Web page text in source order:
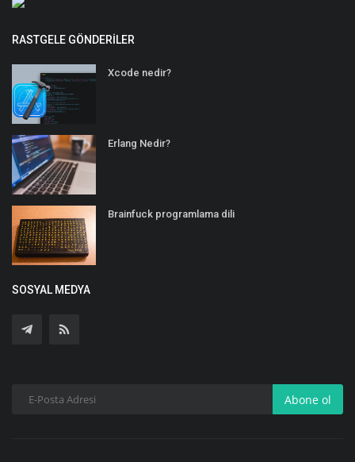
RASTGELE GÖNDERILER
Xcode nedir?
Erlang Nedir?
Brainfuck programlama dili
SOSYAL MEDYA
Abone ol